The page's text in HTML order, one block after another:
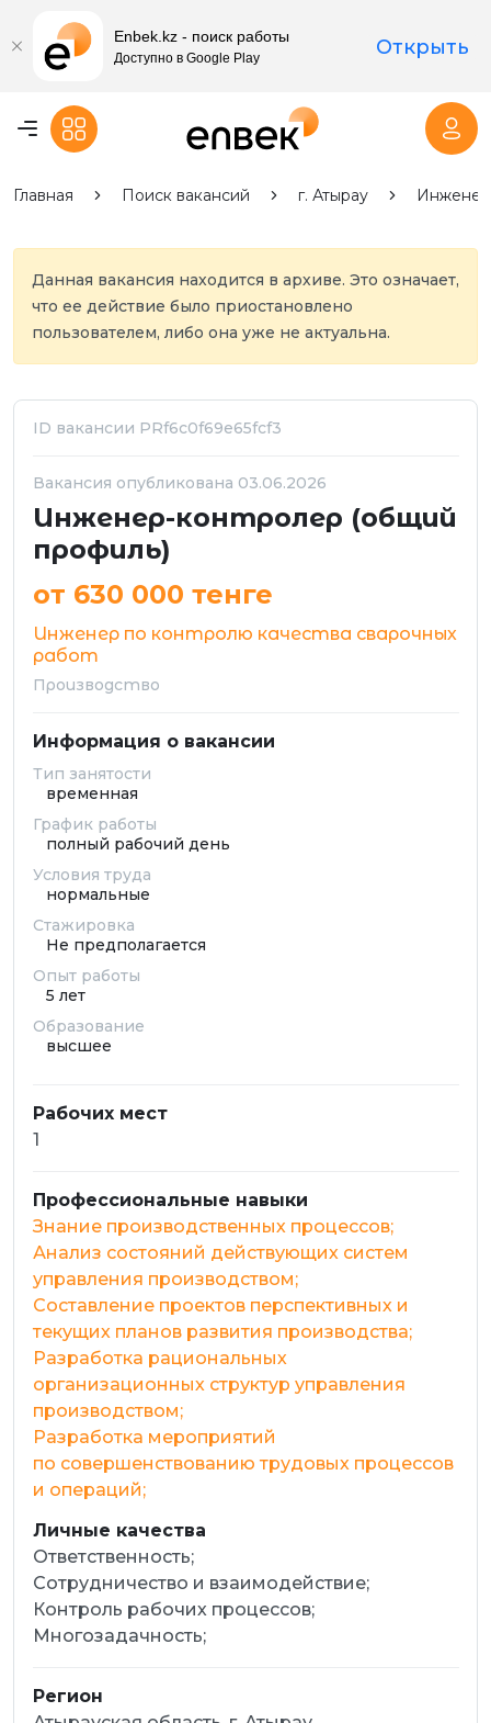
Главная Поиск вакансий г. Атырау
Данная вакансия находится в архиве. Это означает,
что ее действие было приостановлено
пользователем, либо она уже не актуальна.
ID вакансии PRf6c0f69e65fcf3
Вакансия опубликована 03.06.2026
Инженер-контролер (общий
профиль)
от 630 000 тенге
Инженер по контролю качества сварочных
работ
Производство
Информация о вакансии
Тип занятости
временная
График работы
полный рабочий день
Условия труда
нормальные
Стажировка
Не предполагается
Опыт работы
5 лет
Образование
высшее
Рабочих мест
1
Профессиональные навыки
Знание производственных процессов;
Анализ состояний действующих систем
управления производством;
Составление проектов перспективных и
текущих планов развития производства;
Разработка рациональных
организационных структур управления
производством;
Разработка мероприятий
по совершенствованию трудовых процессов
и операций;
Личные качества
Ответственность;
Сотрудничество и взаимодействие;
Контроль рабочих процессов;
Многозадачность;
Регион
Enbek.kz - поиск работы
Доступно в Google Play Открыть